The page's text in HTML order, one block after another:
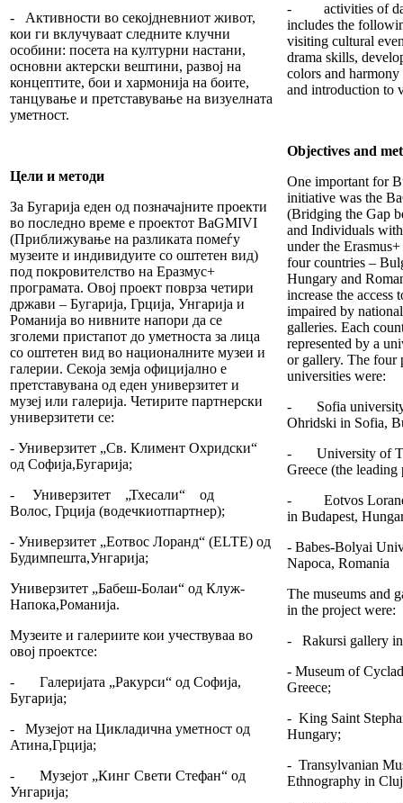
- Активности во секојдневниот живот,
кои ги вклучуваат следните клучни
особини: посета на културни настани,
основни актерски вештини, развој на
концептите, бои и хармонија на боите,
танцување и претставување на визуелната
уметност.
Цели и методи
За Бугарија еден од позначајните проекти
во последно време е проектот BaGMIVI
(Приближување на разликата помеѓу
музеите и индивидуите со оштетен вид)
под покровителство на Еразмус+
програмата. Овој проект поврза четири
држави – Бугарија, Грција, Унгарија и
Романија во нивните напори да се
зголеми пристапот до уметноста за лица
со оштетен вид во националните музеи и
галерии. Секоја земја официјално е
претставувана од еден универзитет и
музеј или галерија. Четирите партнерски
универзитети се:
- Универзитет „Св. Климент Охридски“
од Софија,Бугарија;
- Универзитет „Тхесали“ од
Волос, Грција (водечкиотпартнер);
- Универзитет „Еотвос Лоранд“ (ELTE) од
Будимпешта,Унгарија;
Универзитет „Бабеш-Болаи“ од Клуж-
Напока,Романија.
Музеите и галериите кои учествуваа во
овој проектсе:
- Галеријата „Ракурси“ од Софија,
Бугарија;
- Музејот на Цикладична уметност од
Атина,Грција;
- Музејот „Кинг Свети Стефан“ од
Унгарија;
- activities of
includes the
visiting cultural
drama skills,
colors and
and introduction to
Objectives and
One important for
initiative was the
(Bridging the Gap
and Individuals
under the
four countries –
Hungary and
increase the access
impaired by
galleries. Each
represented by a
or gallery. The four
universities were:
- Sofia university
Ohridski in Sofia,
- University of
Greece (the leading
- Eotvos Lorand
in Budapest,
- Babes-Bolyai
Napoca, Romania
The museums and
in the project were:
- Rakursi gallery
- Museum of
Greece;
- King Saint
Hungary;
- Transylvanian
Ethnography in